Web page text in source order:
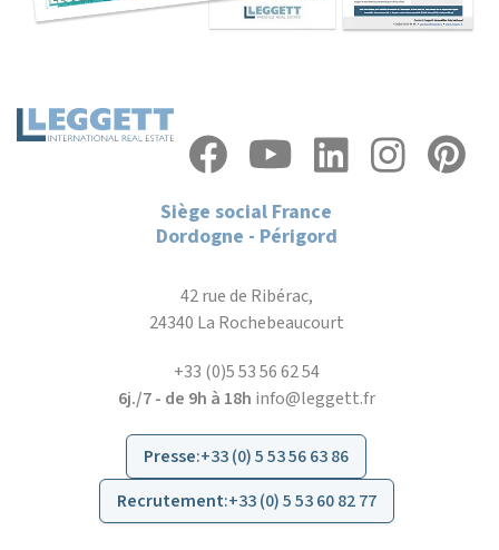
Siège social France
Dordogne - Périgord
42 rue de Ribérac,
24340 La Rochebeaucourt
+33 (0)5 53 56 62 54
6j./7 - de 9h à 18h info@leggett.fr
Presse:+33 (0) 5 53 56 63 86
Recrutement:+33 (0) 5 53 60 82 77